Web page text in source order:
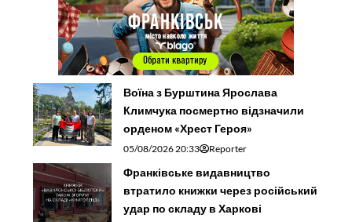
Воїна з Бурштина Ярослава
Климчука посмертно відзначили
орденом «Хрест Героя»
05/08/2026 20:33 Reporter
Франківське видавництво
втратило книжки через російський
удар по складу в Харкові